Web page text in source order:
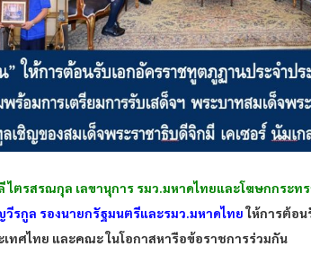
ไตรสรณกุล เลขานุการ รมว.มหาดไทยและโฆษกกระท
รกูล รองนายกรัฐมนตรีและรมว.มหาดไทยให้การต้อ
เทศไทย และคณะ ในโอกาสหารือข้อราชการร่วมกัน